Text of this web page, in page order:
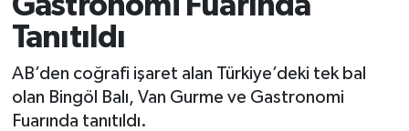
Tanıtıldı
AB’den coğrafi işaret alan Türkiye’deki tek bal
olan Bingöl Balı, Van Gurme ve Gastronomi
Fuarında tanıtıldı.
EĞİTİM
GENÇ
Bingöl Trafik Yoğunluk Haritası
Tüm Manşetler